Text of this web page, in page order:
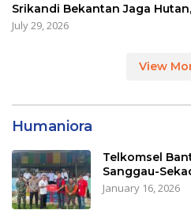
Srikandi Bekantan Jaga
July 29, 2026
View
Humaniora
Telkomsel
Sanggau-
January 16, 2026